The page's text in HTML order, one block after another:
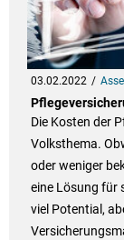
03.02.2022
Die Kosten der
Volksthema.
oder weniger
eine Lösung für
viel Potential,